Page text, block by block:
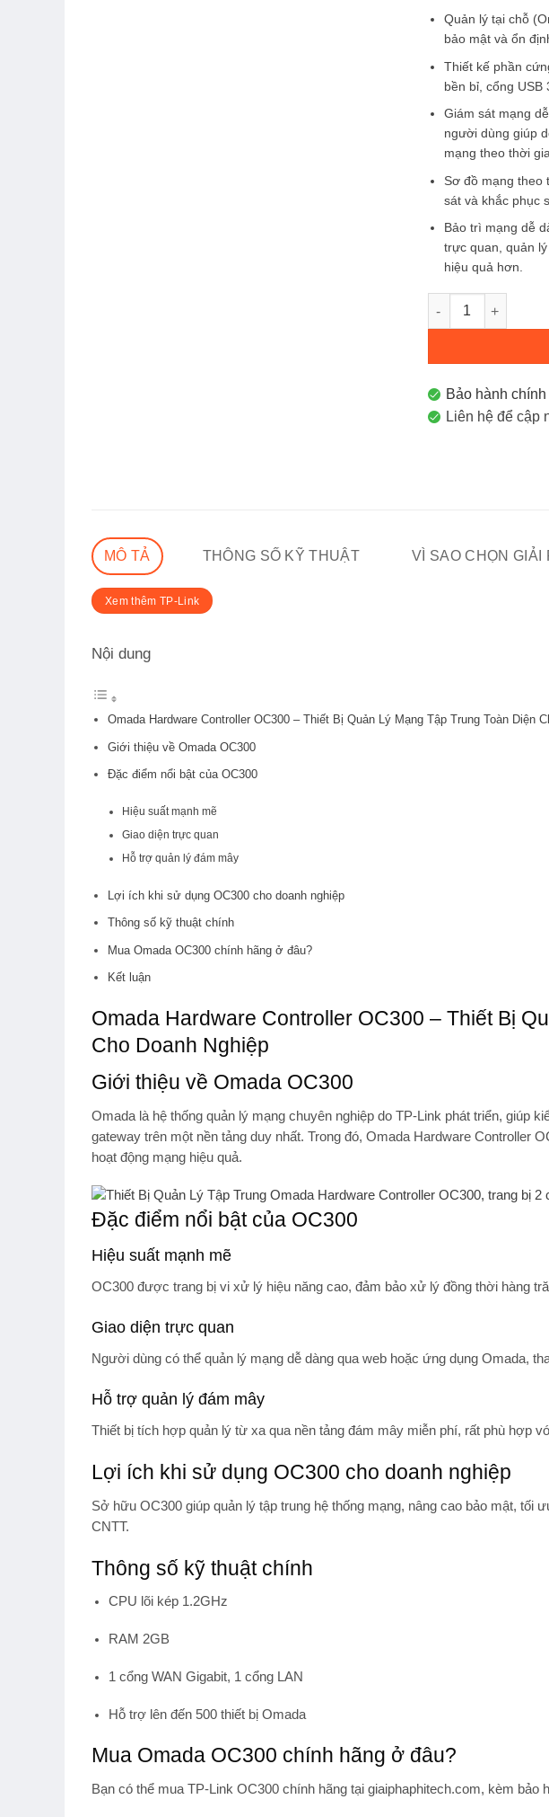
Quản lý tại chỗ
bảo mật và ổn
Thiết kế phần
bền bỉ, cổng USB
Giám sát mạng
người dùng giúp
mạng theo thời
Sơ đồ mạng theo
sát và khắc phục
Bảo trì mạng dễ
trực quan, quản
hiệu quả hơn.
Thiết Bị Quản Lý
Bảo hành
Liên hệ để cập
MÔ TẢ THÔNG SỐ KỸ THUẬT VÌ SAO CHỌN GIẢI
Xem thêm TP-Link
Nội dung
Omada Hardware Controller OC300 – Thiết Bị Quản Lý Mạng Tập Trung Toàn Diện
Giới thiệu về Omada OC300
Đặc điểm nổi bật của OC300
Hiệu suất mạnh mẽ
Giao diện trực quan
Hỗ trợ quản lý đám mây
Lợi ích khi sử dụng OC300 cho doanh nghiệp
Thông số kỹ thuật chính
Mua Omada OC300 chính hãng ở đâu?
Kết luận
Omada Hardware Controller OC300 – Thiết Bị
Cho Doanh Nghiệp
Giới thiệu về Omada OC300
Omada là hệ thống quản lý mạng chuyên nghiệp do TP-Link phát triển, giúp
gateway trên một nền tảng duy nhất. Trong đó, Omada Hardware Controller
hoạt động mạng hiệu quả.
Đặc điểm nổi bật của OC300
Hiệu suất mạnh mẽ
OC300 được trang bị vi xử lý hiệu năng cao, đảm bảo xử lý đồng thời hàng
Giao diện trực quan
Người dùng có thể quản lý mạng dễ dàng qua web hoặc ứng dụng Omada,
Hỗ trợ quản lý đám mây
Thiết bị tích hợp quản lý từ xa qua nền tảng đám mây miễn phí, rất phù hợp
Lợi ích khi sử dụng OC300 cho doanh nghiệp
Sở hữu OC300 giúp quản lý tập trung hệ thống mạng, nâng cao bảo mật, tối
CNTT.
Thông số kỹ thuật chính
CPU lõi kép 1.2GHz
RAM 2GB
1 cổng WAN Gigabit, 1 cổng LAN
Hỗ trợ lên đến 500 thiết bị Omada
Mua Omada OC300 chính hãng ở đâu?
Bạn có thể mua TP-Link OC300 chính hãng tại giaiphaphitech.com, kèm bảo